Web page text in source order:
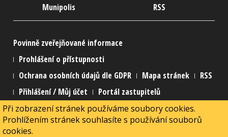
Munipolis RSS
Povinně zveřejňované informace
Prohlášení o přístupnosti
Ochrana osobních údajů dle GDPR
Mapa stránek
RSS
Přihlášení / Můj účet
Portál zastupitelů
2015 Městská část Praha 21
2015 Webmaster
Při zobrazení stránek používáme soubory cookies.
Prohlížením stránek souhlasíte s používání souborů
cookies.